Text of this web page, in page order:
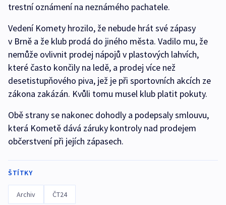
trestní oznámení na neznámého pachatele.
Vedení Komety hrozilo, že nebude hrát své zápasy
v Brně a že klub prodá do jiného města. Vadilo mu, že
nemůže ovlivnit prodej nápojů v plastových lahvích,
které často končily na ledě, a prodej více než
desetistupňového piva, jež je při sportovních akcích ze
zákona zakázán. Kvůli tomu musel klub platit pokuty.
Obě strany se nakonec dohodly a podepsaly smlouvu,
která Kometě dává záruky kontroly nad prodejem
občerstvení při jejích zápasech.
ŠTÍTKY
Archiv ČT24